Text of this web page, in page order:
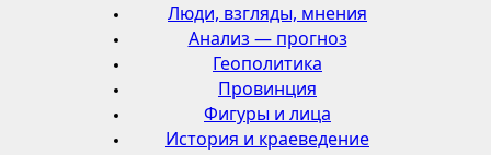
Люди, взгляды, мнения
Анализ — прогноз
Геополитика
Провинция
Фигуры и лица
История и краеведение